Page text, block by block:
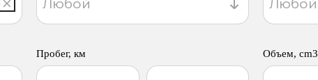
Пробег, км Объем, cm3